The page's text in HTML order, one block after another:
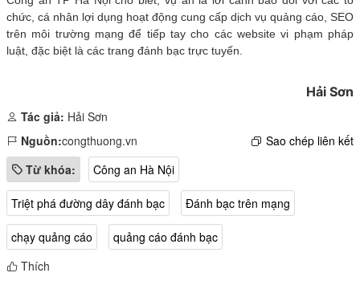
chức, cá nhân lợi dụng hoạt động cung cấp dịch vụ quảng cáo, SEO
trên môi trường mạng để tiếp tay cho các website vi phạm pháp
luật, đặc biệt là các trang đánh bạc trực tuyến.
Hải Sơn
Tác giả: Hải Sơn
Nguồn:congthuong.vn
Sao chép liên kết
Từ khóa:
Công an Hà Nội
Triệt phá đường dây đánh bạc Đánh bạc trên mạng
chạy quảng cáo
quảng cáo đánh bạc
Thích